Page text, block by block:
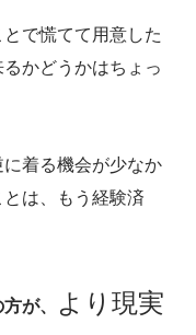
で慌てて用意した
かどうかはちょっ
着る機会が少なか
は、もう経験済
が、
より現実